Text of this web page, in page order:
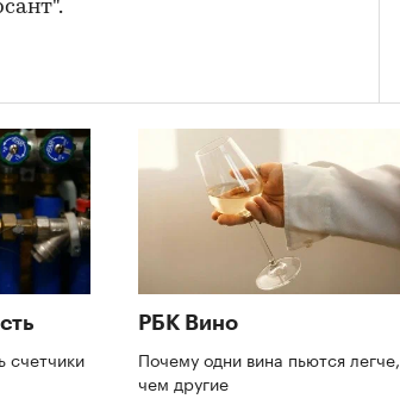
счетчики
РБК Вино
Почему одни вина пьются легче,
чем другие